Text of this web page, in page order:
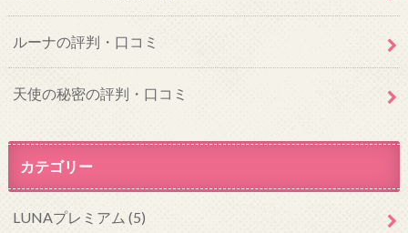
ルーナの評判・口コミ
天使の秘密の評判・口コミ
カテゴリー
LUNAプレミアム (5)